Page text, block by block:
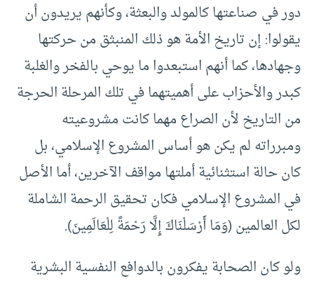
دور في صناعتها كالمولد والبعثة، وكأنهم يريدون أن
يقولوا: إن تاريخ الأمة هو ذلك المنبثق من حركتها
وجهادها، كما أنهم استبعدوا ما يوحي بالفخر والغلبة
كبدر والأحزاب على أهميتهما في تلك المرحلة الحرجة
من التاريخ لأن الصراع مهما كانت مشروعيته
ومبرراته لم يكن هو أساس المشروع الإسلامي، بل
كان حالة استثنائية أملتها مواقف الآخرين، أما الأصل
في المشروع الإسلامي فكان تحقيق الرحمة الشاملة
لكل العالمين (وَمَا أَرْسَلْنَاكَ إِلَّا رَحْمَةً لِلْعَالَمِينَ).
ولو كان الصحابة يفكرون بالدوافع النفسية البشرية